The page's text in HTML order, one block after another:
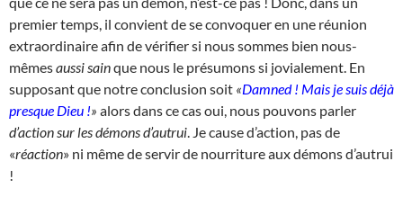
premier temps, il convient de se convoquer en une réunion
extraordinaire afin de vérifier si nous sommes bien nous-
mêmesaussi sainque nous le présumons si jovialement. En
supposant que notre conclusion soit «Damned ! Mais je suis déjà
presque Dieu !» alors dans ce cas oui, nous pouvons parler
d’action sur les démons d’autrui . Je cause d’action, pas de
«réaction» ni même de servir de nourriture aux démons d’autrui
!